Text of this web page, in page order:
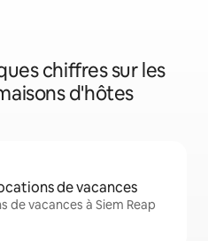
chiffres sur les
d'hôtes
de vacances
de vacances à Siem Reap